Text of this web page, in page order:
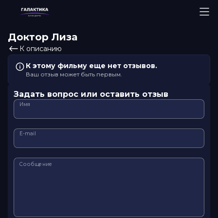
Доктор Лиза
К описанию
К этому фильму еще нет отзывов.
Ваш отзыв может быть первым.
Задать вопрос или оставить отзыв
Имя
E-mail
Сообщение